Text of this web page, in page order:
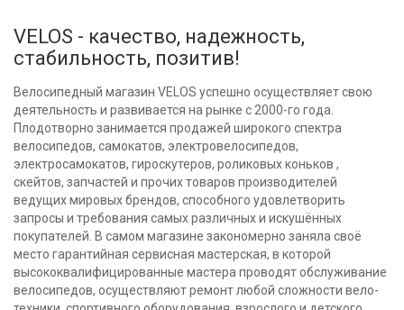
VELOS - качество, надежность,
стабильность, позитив!
Велосипедный магазин VELOS успешно осуществляет свою
деятельность и развивается на рынке с 2000-го года.
Плодотворно занимается продажей широкого спектра
велосипедов, самокатов, электровелосипедов,
электросамокатов, гироскутеров, роликовых коньков ,
скейтов, запчастей и прочих товаров производителей
ведущих мировых брендов, способного удовлетворить
запросы и требования самых различных и искушённых
покупателей. В самом магазине закономерно заняла своё
место гарантийная сервисная мастерская, в которой
высококвалифицированные мастера проводят обслуживание
велосипедов, осуществляют ремонт любой сложности вело-